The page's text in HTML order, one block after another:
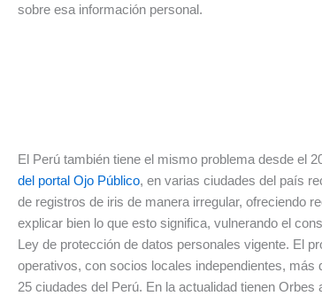
sobre esa información personal.
El Perú también tiene el mismo problema desde el
del portal Ojo Público, en varias ciudades del país
de registros de iris de manera irregular, ofreciendo
explicar bien lo que esto significa, vulnerando el
Ley de protección de datos personales vigente. El
operativos, con socios locales independientes, más
25 ciudades del Perú. En la actualidad tienen Orbes